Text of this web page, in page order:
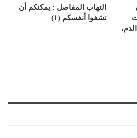
التهاب المفاصل : يمكنكم أن
تشفوا أنفسكم (1)